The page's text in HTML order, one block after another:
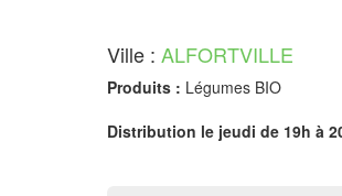
Ville : ALFORTVILLE
Produits : Légumes BIO
Distribution le jeudi de 19h à